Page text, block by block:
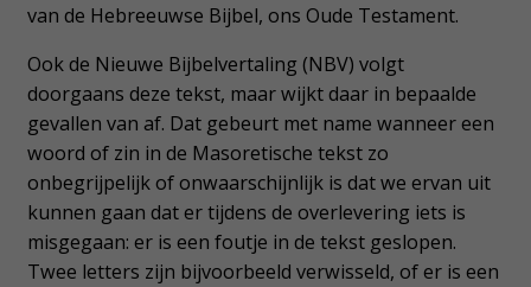
van de Hebreeuwse Bijbel, ons Oude Testament.
Ook de Nieuwe Bijbelvertaling (NBV) volgt
doorgaans deze tekst, maar wijkt daar in bepaalde
gevallen van af. Dat gebeurt met name wanneer een
woord of zin in de Masoretische tekst zo
onbegrijpelijk of onwaarschijnlijk is dat we ervan uit
kunnen gaan dat er tijdens de overlevering iets is
misgegaan: er is een foutje in de tekst geslopen.
Twee letters zijn bijvoorbeeld verwisseld, of er is een